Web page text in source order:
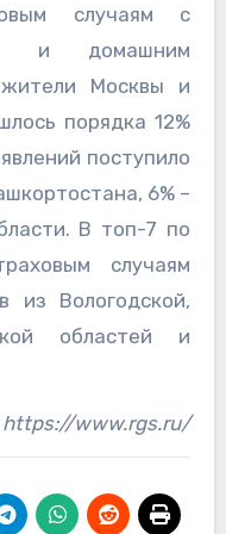
случаям с
и домашним
Москвы и
порядка 12%
поступило
6% –
В топ-7 по
случаям
из Вологодской,
областей и
https://www.rgs.ru/